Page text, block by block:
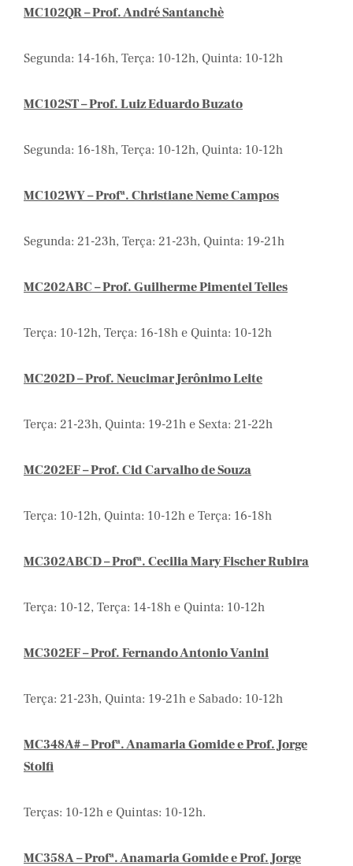
MC102QR – Prof. André Santanchè
Segunda: 14-16h, Terça: 10-12h, Quinta: 10-12h
MC102ST – Prof. Luiz Eduardo Buzato
Segunda: 16-18h, Terça: 10-12h, Quinta: 10-12h
MC102WY – Profª. Christiane Neme Campos
Segunda: 21-23h, Terça: 21-23h, Quinta: 19-21h
MC202ABC – Prof. Guilherme Pimentel Telles
Terça: 10-12h, Terça: 16-18h e Quinta: 10-12h
MC202D – Prof. Neucimar Jerônimo Leite
Terça: 21-23h, Quinta: 19-21h e Sexta: 21-22h
MC202EF – Prof. Cid Carvalho de Souza
Terça: 10-12h, Quinta: 10-12h e Terça: 16-18h
MC302ABCD – Profª. Cecilia Mary Fischer Rubira
Terça: 10-12, Terça: 14-18h e Quinta: 10-12h
MC302EF – Prof. Fernando Antonio Vanini
Terça: 21-23h, Quinta: 19-21h e Sabado: 10-12h
MC348A# – Profª. Anamaria Gomide e Prof. Jorge
Stolfi
Terças: 10-12h e Quintas: 10-12h.
MC358A – Profª. Anamaria Gomide e Prof. Jorge